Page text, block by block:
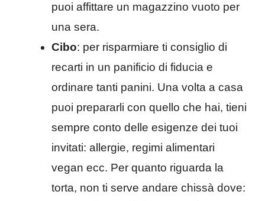
puoi affittare un magazzino vuoto per
una sera.
Cibo: per risparmiare ti consiglio di
recarti in un panificio di fiducia e
ordinare tanti panini. Una volta a casa
puoi prepararli con quello che hai, tieni
sempre conto delle esigenze dei tuoi
invitati: allergie, regimi alimentari
vegan ecc. Per quanto riguarda la
torta, non ti serve andare chissà dove: